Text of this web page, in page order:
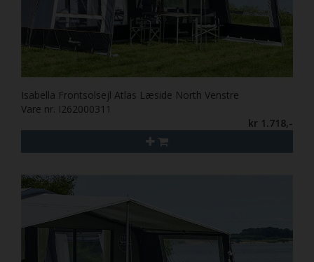
Isabella Frontsolsejl Atlas Læside North Venstre
Vare nr. I262000311
kr 1.718,-